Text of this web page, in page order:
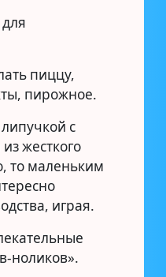
пиццу,
пирожное.
с
жесткого
то маленьким
играя.
ноликов».